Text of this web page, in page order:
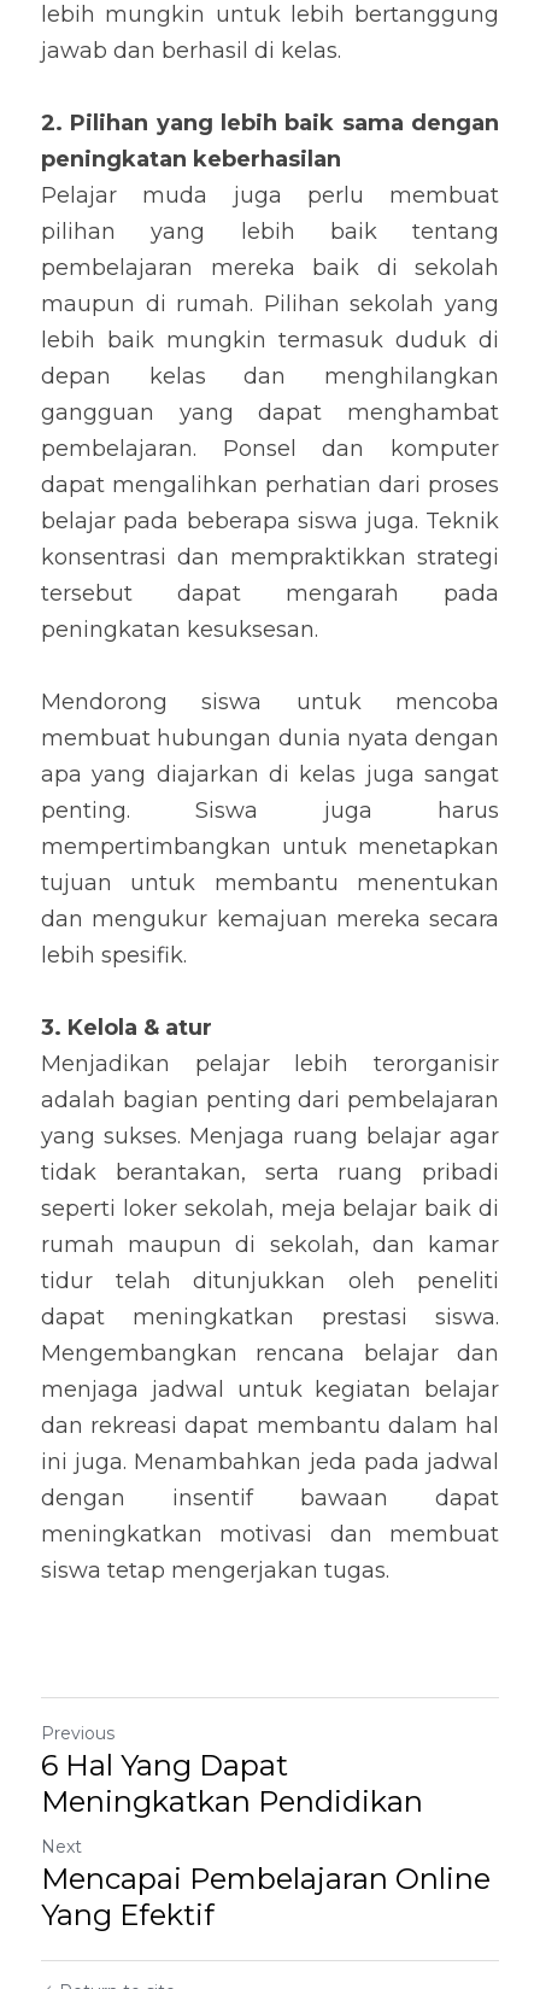
lebih mungkin untuk lebih bertanggung
jawab dan berhasil di kelas.
2. Pilihan yang lebih baik sama dengan
peningkatan keberhasilan
Pelajar muda juga perlu membuat
pilihan yang lebih baik tentang
pembelajaran mereka baik di sekolah
maupun di rumah. Pilihan sekolah yang
lebih baik mungkin termasuk duduk di
depan kelas dan menghilangkan
gangguan yang dapat menghambat
pembelajaran. Ponsel dan komputer
dapat mengalihkan perhatian dari proses
belajar pada beberapa siswa juga. Teknik
konsentrasi dan mempraktikkan strategi
tersebut dapat mengarah pada
peningkatan kesuksesan.
Mendorong siswa untuk mencoba
membuat hubungan dunia nyata dengan
apa yang diajarkan di kelas juga sangat
penting. Siswa juga harus
mempertimbangkan untuk menetapkan
tujuan untuk membantu menentukan
dan mengukur kemajuan mereka secara
lebih spesifik.
3. Kelola & atur
Menjadikan pelajar lebih terorganisir
adalah bagian penting dari pembelajaran
yang sukses. Menjaga ruang belajar agar
tidak berantakan, serta ruang pribadi
seperti loker sekolah, meja belajar baik di
rumah maupun di sekolah, dan kamar
tidur telah ditunjukkan oleh peneliti
dapat meningkatkan prestasi siswa.
Mengembangkan rencana belajar dan
menjaga jadwal untuk kegiatan belajar
dan rekreasi dapat membantu dalam hal
ini juga. Menambahkan jeda pada jadwal
dengan insentif bawaan dapat
meningkatkan motivasi dan membuat
siswa tetap mengerjakan tugas.
Previous
6 Hal Yang Dapat
Meningkatkan Pendidikan
Next
Mencapai Pembelajaran Online
Yang Efektif